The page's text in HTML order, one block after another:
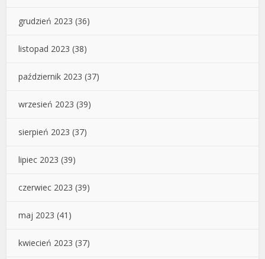
grudzień 2023 (36)
listopad 2023 (38)
październik 2023 (37)
wrzesień 2023 (39)
sierpień 2023 (37)
lipiec 2023 (39)
czerwiec 2023 (39)
maj 2023 (41)
kwiecień 2023 (37)